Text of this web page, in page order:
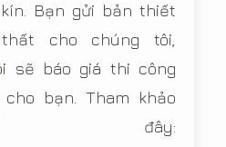
Bạn gửi bản thiết
cho chúng tôi,
sẽ báo giá thi công
bạn. Tham khảo
đây: